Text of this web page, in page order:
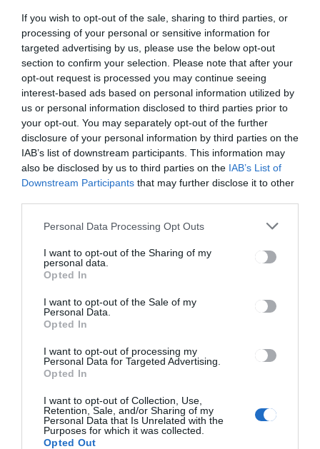
If you wish to opt-out of the sale, sharing to third parties, or
processing of your personal or sensitive information for
targeted advertising by us, please use the below opt-out
section to confirm your selection. Please note that after your
opt-out request is processed you may continue seeing
interest-based ads based on personal information utilized by
us or personal information disclosed to third parties prior to
your opt-out. You may separately opt-out of the further
disclosure of your personal information by third parties on the
IAB’s list of downstream participants. This information may
also be disclosed by us to third parties on the IAB’s List of
Downstream Participants that may further disclose it to other
Personal Data Processing Opt Outs
I want to opt-out of the Sharing of my
personal data.
Opted In
I want to opt-out of the Sale of my
Personal Data.
Opted In
I want to opt-out of processing my
Personal Data for Targeted Advertising.
Opted In
I want to opt-out of Collection, Use,
Retention, Sale, and/or Sharing of my
Personal Data that Is Unrelated with the
Purposes for which it was collected.
Opted Out
Bejegyzés
navigáció
ELŐZŐ
BEJEGYZÉS
Csökkenőbe
n a kórházi
esetszám
KÖVETKEZŐ
Benépesülh
etnek a
lelátók,
bizonyos
feltételekkel
Ez is érdekelheti
HÍRLISTA
Földrengés volt ma Vrancea
HÍRLISTA
csernobili erdőtűzek hatása